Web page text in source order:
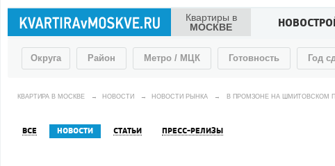
Квартиры в
МОСКВЕ
Округа Район Метро / МЦК Готовность Год
КВАРТИРА В МОСКВЕ → НОВОСТИ → НОВОСТИ РЫНКА → В ПРОМЗОНЕ НА ШМИТОВСКОМ
ВСЕ НОВОСТИ СТАТЬИ ПРЕСС-РЕЛИЗЫ